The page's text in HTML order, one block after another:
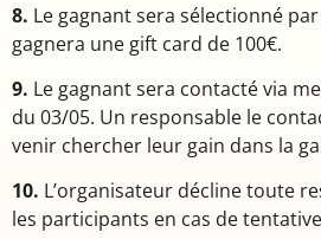
8. Le gagnant sera sélectionné
gagnera une gift card de 100€.
9. Le gagnant sera contacté via
du 03/05. Un responsable le
venir chercher leur gain dans la
10. L’organisateur décline toute
les participants en cas de